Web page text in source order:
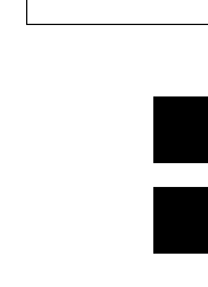
Navegación
entradas